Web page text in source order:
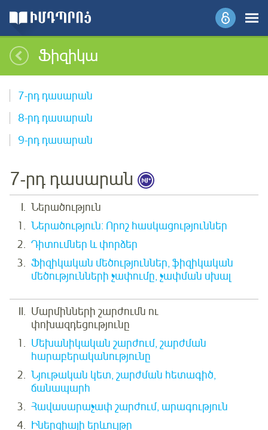
Ֆիզիկա
7-րդ դասարան
8-րդ դասարան
9-րդ դասարան
7-րդ դասարան
Ներածություն
Ներածություն: Որոշ հասկացություններ
Դիտումներ և փորձեր
Ֆիզիկական մեծություններ, ֆիզիկական
մեծությունների չափումը, չափման սխալ
Մարմինների շարժումն ու
փոխազդեցությունը
Մեխանիկական շարժում, շարժման
հարաբերականությունը
Նյութական կետ, շարժման հետագիծ,
ճանապարհ
Հավասարաչափ շարժում, արագություն
Իներցիայի երևույթը